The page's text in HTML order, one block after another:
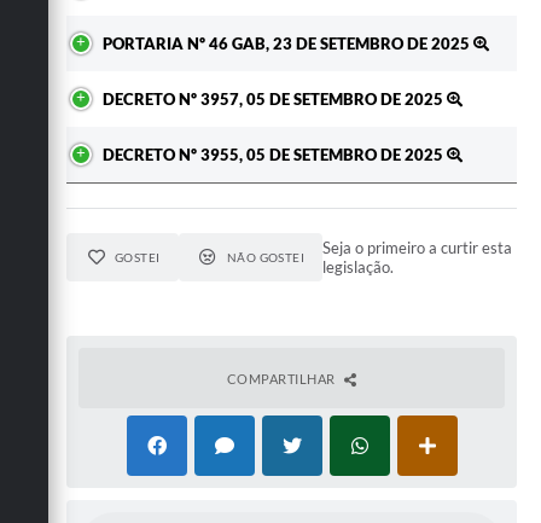
PORTARIA Nº 46 GAB, 23 DE SETEMBRO DE 2025
DECRETO Nº 3957, 05 DE SETEMBRO DE 2025
DECRETO Nº 3955, 05 DE SETEMBRO DE 2025
GOSTEI NÃO GOSTEI
Seja o primeiro a curtir esta
legislação.
COMPARTILHAR